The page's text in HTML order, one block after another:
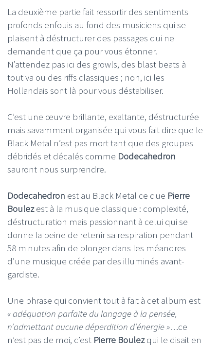
La deuxième partie fait ressortir des sentiments
profonds enfouis au fond des musiciens qui se
plaisent à déstructurer des passages qui ne
demandent que ça pour vous étonner.
N’attendez pas ici des growls, des blast beats à
tout va ou des riffs classiques ; non, ici les
Hollandais sont là pour vous déstabiliser.
C’est une œuvre brillante, exaltante, déstructurée
mais savamment organisée qui vous fait dire que le
Black Metal n’est pas mort tant que des groupes
débridés et décalés comme Dodecahedron
sauront nous surprendre.
Dodecahedron est au Black Metal ce que Pierre
Boulezest à la musique classique : complexité,
déstructuration mais passionnant à celui qui se
donne la peine de retenir sa respiration pendant
58 minutes afin de plonger dans les méandres
d’une musique créée par des illuminés avant-
gardiste.
Une phrase qui convient tout à fait à cet album est
« adéquation parfaite du langage à la pensée,
n’admettant aucune déperdition d’énergie »…ce
n’est pas de moi, c’est Pierre Boulezqui le disait en